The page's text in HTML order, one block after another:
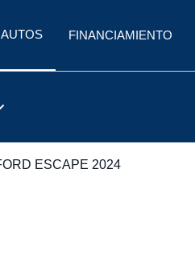
FINANCIAMIENTO
ESCAPE 2024